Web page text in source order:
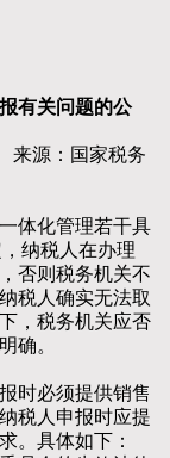
有关问题的公
：国家税务
体化管理若干具
纳税人在办理
否则税务机关不
税人确实无法取
，税务机关应否
确。
时必须提供销售
税人申报时应提
。具体如下：